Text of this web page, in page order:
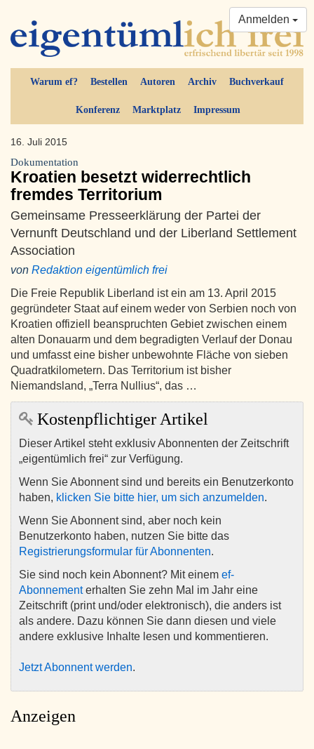
Warum ef? Bestellen Autoren Archiv Buchverkauf
Konferenz Marktplatz Impressum
Anmelden
16. Juli 2015
Dokumentation
Kroatien besetzt widerrechtlich
fremdes Territorium
Gemeinsame Presseerklärung der Partei der
Vernunft Deutschland und der Liberland Settlement
Association
von Redaktion eigentümlich frei
Die Freie Republik Liberland ist ein am 13. April 2015
gegründeter Staat auf einem weder von Serbien noch von
Kroatien offiziell beanspruchten Gebiet zwischen einem
alten Donauarm und dem begradigten Verlauf der Donau
und umfasst eine bisher unbewohnte Fläche von sieben
Quadratkilometern. Das Territorium ist bisher
Niemandsland, „Terra Nullius“, das …
Kostenpflichtiger Artikel
Dieser Artikel steht exklusiv Abonnenten der Zeitschrift
„eigentümlich frei“ zur Verfügung.
Wenn Sie Abonnent sind und bereits ein Benutzerkonto
haben, klicken Sie bitte hier, um sich anzumelden.
Wenn Sie Abonnent sind, aber noch kein
Benutzerkonto haben, nutzen Sie bitte das
Registrierungsformular für Abonnenten.
Sie sind noch kein Abonnent? Mit einem ef-
Abonnementerhalten Sie zehn Mal im Jahr eine
Zeitschrift (print und/oder elektronisch), die anders ist
als andere. Dazu können Sie dann diesen und viele
andere exklusive Inhalte lesen und kommentieren.
Jetzt Abonnent werden.
Anzeigen